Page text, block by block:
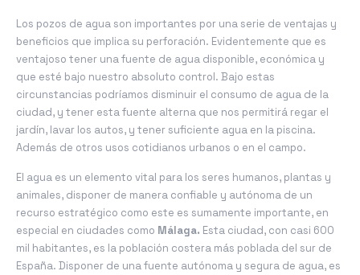
Los pozos de agua son importantes por una serie de ventajas y
beneficios que implica su perforación. Evidentemente que es
ventajoso tener una fuente de agua disponible, económica y
que esté bajo nuestro absoluto control. Bajo estas
circunstancias podríamos disminuir el consumo de agua de la
ciudad, y tener esta fuente alterna que nos permitirá regar el
jardín, lavar los autos, y tener suficiente agua en la piscina.
Además de otros usos cotidianos urbanos o en el campo.
El agua es un elemento vital para los seres humanos, plantas y
animales, disponer de manera confiable y autónoma de un
recurso estratégico como este es sumamente importante, en
especial en ciudades como Málaga. Esta ciudad, con casi 600
mil habitantes, es la población costera más poblada del sur de
España. Disponer de una fuente autónoma y segura de agua, es